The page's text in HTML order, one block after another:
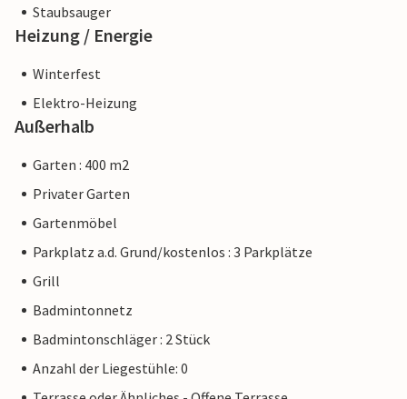
Staubsauger
Heizung / Energie
Winterfest
Elektro-Heizung
Außerhalb
Garten : 400 m2
Privater Garten
Gartenmöbel
Parkplatz a.d. Grund/kostenlos : 3 Parkplätze
Grill
Badmintonnetz
Badmintonschläger : 2 Stück
Anzahl der Liegestühle: 0